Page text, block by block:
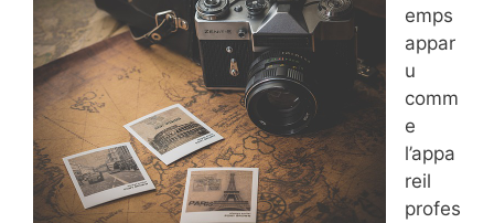
emps
appar
u
comm
e
l’appa
reil
profes